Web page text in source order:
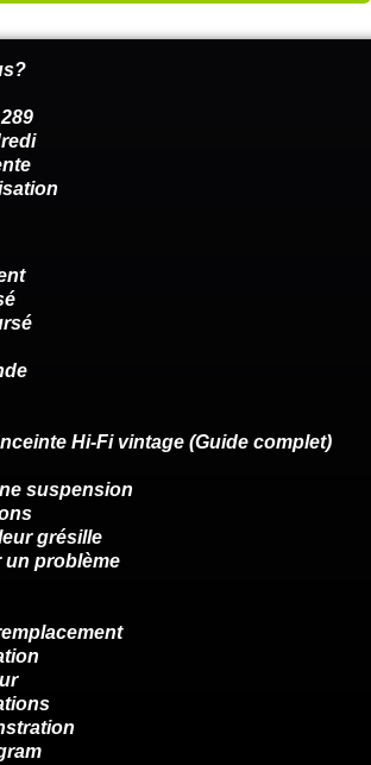
Hi-Fi vintage (Guide complet)
suspension
grésille
problème